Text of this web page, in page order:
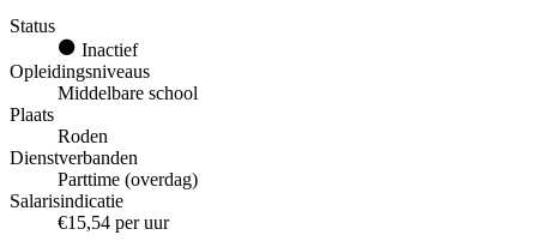
Status
Inactief
Opleidingsniveaus
Middelbare school
Plaats
Roden
Dienstverbanden
Parttime (overdag)
Salarisindicatie
€15,54 per uur